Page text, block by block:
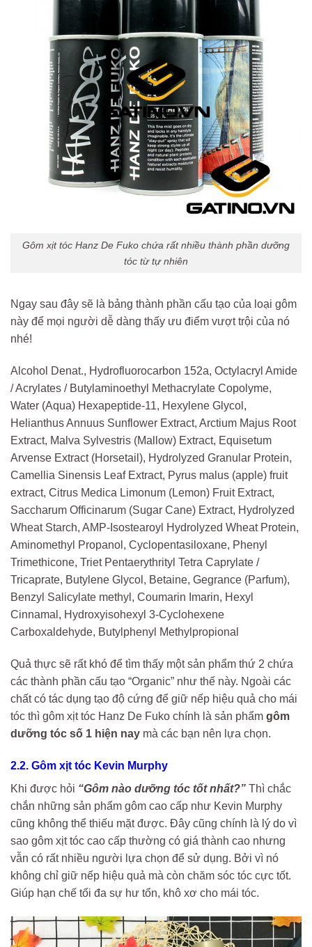
Gôm xịt tóc Hanz De Fuko chứa rất nhiều thành phần dưỡng
tóc từ tự nhiên
Ngay sau đây sẽ là bảng thành phần cấu tạo của loại gôm
này để mọi người dễ dàng thấy ưu điểm vượt trội của nó
nhé!
Alcohol Denat., Hydrofluorocarbon 152a, Octylacryl Amide
/ Acrylates / Butylaminoethyl Methacrylate Copolyme,
Water (Aqua) Hexapeptide-11, Hexylene Glycol,
Helianthus Annuus Sunflower Extract, Arctium Majus Root
Extract, Malva Sylvestris (Mallow) Extract, Equisetum
Arvense Extract (Horsetail), Hydrolyzed Granular Protein,
‎Camellia Sinensis Leaf Extract, Pyrus malus (apple) fruit
extract, Citrus Medica Limonum (Lemon) Fruit Extract,
Saccharum Officinarum (Sugar Cane) Extract, Hydrolyzed
Wheat Starch, AMP-Isostearoyl Hydrolyzed Wheat Protein,
Aminomethyl Propanol, Cyclopentasiloxane, Phenyl
Trimethicone, Triet Pentaerythrityl Tetra Caprylate /
Tricaprate, Butylene Glycol, Betaine, Gegrance (Parfum),
Benzyl Salicylate methyl, Coumarin Imarin, Hexyl
Cinnamal, Hydroxyisohexyl 3-Cyclohexene
Carboxaldehyde, Butylphenyl Methylpropional
Quả thực sẽ rất khó để tìm thấy một sản phẩm thứ 2 chứa
các thành phần cấu tạo “Organic” như thế này. Ngoài các
chất có tác dụng tạo độ cứng để giữ nếp hiệu quả cho mái
tóc thì gôm xịt tóc Hanz De Fuko chính là sản phẩm gôm
dưỡng tóc số 1 hiện nay mà các bạn nên lựa chọn.
2.2. Gôm xịt tóc Kevin Murphy
Khi được hỏi “Gôm nào dưỡng tóc tốt nhất?” Thì chắc
chắn những sản phẩm gôm cao cấp như Kevin Murphy
cũng không thể thiếu mặt được. Đây cũng chính là lý do vì
sao gôm xịt tóc cao cấp thường có giá thành cao nhưng
vẫn có rất nhiều người lựa chọn để sử dụng. Bởi vì nó
không chỉ giữ nếp hiệu quả mà còn chăm sóc tóc cực tốt.
Giúp hạn chế tối đa sự hư tổn, khô xơ cho mái tóc.